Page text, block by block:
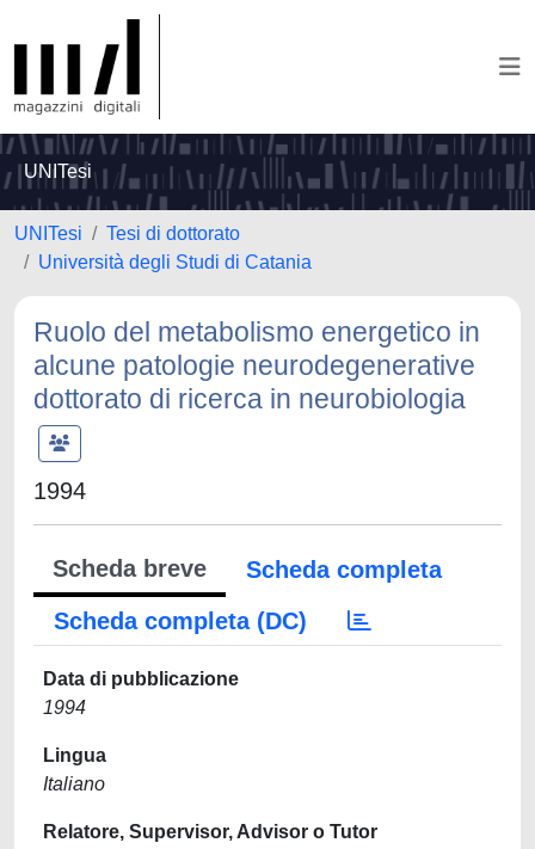
UNITesi
UNITesi
Tesi di dottorato
Università degli Studi di Catania
Ruolo del metabolismo energetico in
alcune patologie neurodegenerative
dottorato di ricerca in neurobiologia
1994
Scheda breve
Scheda completa
Scheda completa (DC)
Data di pubblicazione
1994
Lingua
Italiano
Relatore, Supervisor, Advisor o Tutor